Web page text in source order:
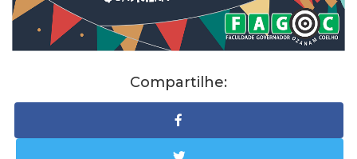
Compartilhe: